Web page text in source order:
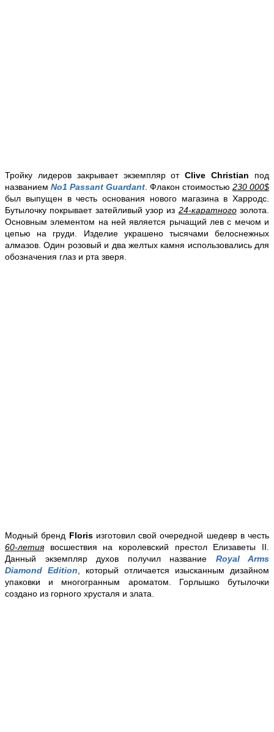
Тройку лидеров закрывает экземпляр отClive Christian под
названием No1 Passant Guardant. Флакон стоимостью 230 000$
был выпущен в честь основания нового магазина в Харродс.
Бутылочку покрывает затейливый узор из 24-каратногозолота.
Основным элементом на ней является рычащий лев с мечом и
цепью на груди. Изделие украшено тысячами белоснежных
алмазов. Один розовый и два желтых камня использовались для
обозначения глаз и рта зверя.
Модный бренд Floris изготовил свой очередной шедевр в честь
60-летиявосшествия на королевский престол Елизаветы II.
Данный экземпляр духов получил название Royal Arms
Diamond Edition, который отличается изысканным дизайном
упаковки и многогранным ароматом. Горлышко бутылочки
создано из горного хрусталя и злата.